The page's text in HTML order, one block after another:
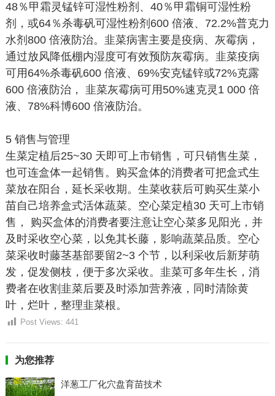
48％甲霜灵锰锌可湿性粉剂、40％甲霜铜可湿性粉
剂，或64％杀毒矾可湿性粉剂600 倍液、72.2%普克力
水剂800 倍液防治。韭菜病害主要是疫病、灰霉病，
通过放风降低棚内湿度可有效预防灰霉病。韭菜疫病
可用64%杀毒矾600 倍液、69%安克锰锌或72%克露
600 倍液防治， 韭菜灰霉病可用50%速克灵1 000 倍
液、78%科博600 倍液防治。
5 销售与管理
生菜定植后25~30 天即可上市销售，可只销售生菜，
也可连盒体一起销售。购买盒体的消费者可把盒式生
菜放在阳台，延长采收期。生菜收获后可购买生菜小
苗自己培养盒式活体蔬菜。空心菜定植30 天可上市销
售， 购买盒体的消费者要注意让空心菜多见阳光，并
及时采收空心菜，以免其长藤，影响蔬菜品质。空心
菜采收时藤茎基部要留2~3 个节，以利采收后新芽萌
发，促发侧枝，便于多次采收。韭菜可多年生长，消
费者在收割韭菜后要及时添加营养液，同时清除黄
叶，烂叶，整理韭菜根。
Post Views: 441
为您推荐
洋葱工厂化穴盘育苗技术